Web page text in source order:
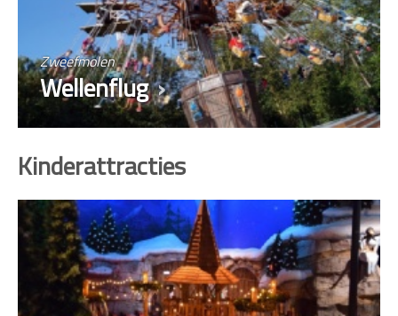
Zweefmolen
Wellenflug
Kinderattracties